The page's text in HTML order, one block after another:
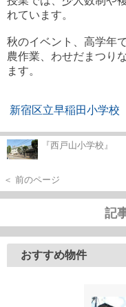
れています。
秋のイベント、高学年
農作業、わせだまつり
ます。
新宿区立早稲田小学校
『西戸山小学校』
＜ 前のページ
記
おすすめ物件